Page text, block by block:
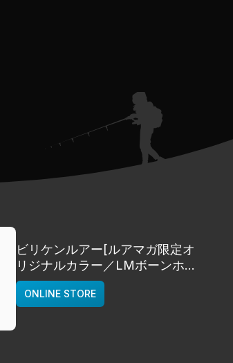
ビリケンルアー[ルアマガ限定オ
リジナルカラー／LMボーンホワ
イト]
deps
ONLINE STORE